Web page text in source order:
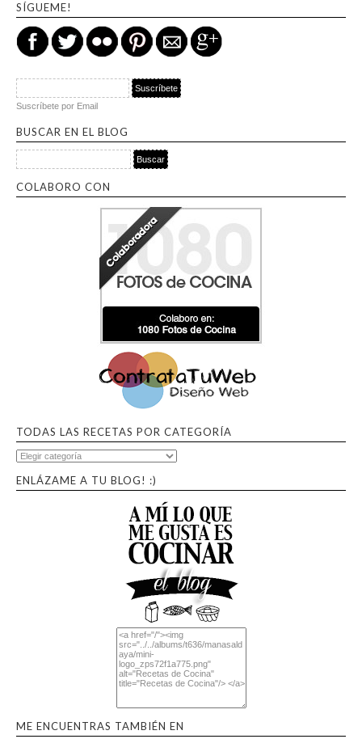
SÍGUEME!
Suscríbete por Email
BUSCAR EN EL BLOG
Buscar por:
COLABORO CON
TODAS LAS RECETAS POR CATEGORÍA
ENLÁZAME A TU BLOG! :)
ME ENCUENTRAS TAMBIÉN EN